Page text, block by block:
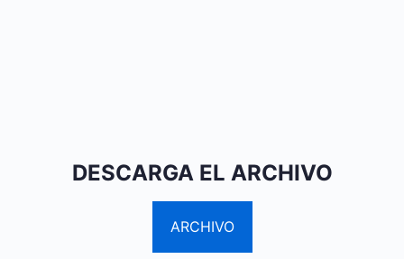
DESCARGA EL ARCHIVO
ARCHIVO